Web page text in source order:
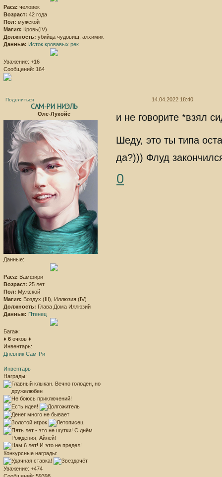
Раса: человек
Возраст: 42 года
Пол: мужской
Магия: Кровь(IV)
Должность: убийца чудовищ, алхимик
Данные: Исток кровавых рек
Уважение: +16
Сообщений: 164
Поделиться 14.04.2022 18:40
САМ-РИ НИЭЛЬ
Оле-Лукойе
Данные:
Раса: Вамфири
Возраст: 25 лет
Пол: Мужской
Магия: Воздух (III), Иллюзия (IV)
Должность: Глава Дома Иллюзий
Данные: Птенец
Багаж:
♦ 6 очков ♦
Инвентарь:
Дневник Сам-Ри
Инвентарь
Награды:
Конкурсные награды:
Уважение: +474
и не говорите *взял
Шеду, это ты типа
да?))) Флуд
0